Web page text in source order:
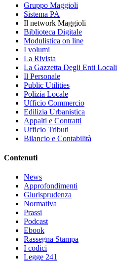
Gruppo Maggioli
Sistema PA
Il network Maggioli
Biblioteca Digitale
Modulistica on line
I volumi
La Rivista
La Gazzetta Degli Enti Locali
Il Personale
Public Utilities
Polizia Locale
Ufficio Commercio
Edilizia Urbanistica
Appalti e Contratti
Ufficio Tributi
Bilancio e Contabilità
Contenuti
News
Approfondimenti
Giurisprudenza
Normativa
Prassi
Podcast
Ebook
Rassegna Stampa
I codici
Legge 241